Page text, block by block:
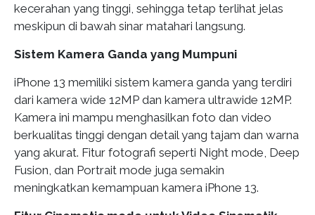
kecerahan yang tinggi, sehingga tetap terlihat jelas
meskipun di bawah sinar matahari langsung.
Sistem Kamera Ganda yang Mumpuni
iPhone 13 memiliki sistem kamera ganda yang terdiri
dari kamera wide 12MP dan kamera ultrawide 12MP.
Kamera ini mampu menghasilkan foto dan video
berkualitas tinggi dengan detail yang tajam dan warna
yang akurat. Fitur fotografi seperti Night mode, Deep
Fusion, dan Portrait mode juga semakin
meningkatkan kemampuan kamera iPhone 13.